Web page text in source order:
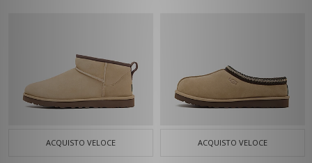
ACQUISTO VELOCE ACQUISTO VELOCE